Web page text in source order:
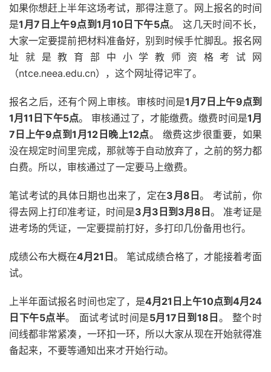
如果你想赶上半年这场考试，那得注意了。网上报名的时间
是1月7日上午9点到1月10日下午5点。 这几天时间不长，
大家一定要提前把材料准备好，别到时候手忙脚乱。报名网
址就是教育部中小学教师资格考试网
（ntce.neea.edu.cn），这个网址得记牢了。
报名之后，还有个网上审核。审核时间是1月7日上午9点到
1月11日下午5点。 审核通过了，才能缴费。缴费时间是1月
7日上午9点到1月12日晚上12点。 缴费这步很重要，如果
没在规定时间里完成，那就等于自动放弃了，之前的努力都
白费。所以，审核通过了一定要马上缴费。
笔试考试的具体日期也出来了，定在3月8日。 考试前，你
得去网上打印准考证，时间是3月3日到3月8日 。 准考证是
进考场的凭证，一定要提前打好，多打印几份备用也行。
成绩公布大概在4月21日 。 笔试成绩合格了，才能接着考面
试。
上半年面试报名时间也定了，是4月21日上午10点到4月24
日下午5点半。 面试考试时间是5月17日到18日 。 整个时
间线都非常紧凑，一环扣一环，所以大家从现在开始就得准
备起来，不要等通知出来才开始行动。